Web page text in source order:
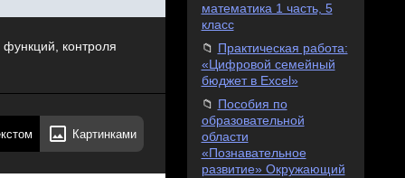
контроля
Картинками
математика 1 часть, 5
класс
Практическая работа:
«Цифровой семейный
бюджет в Excel»
Пособия по
образовательной
области
«Познавательное
развитие» Окружающий